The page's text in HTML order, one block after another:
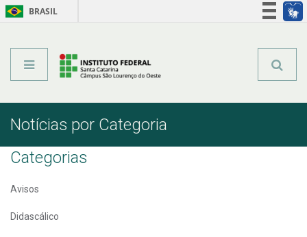
BRASIL
Notícias por Categoria
Categorias
Avisos
Didascálico